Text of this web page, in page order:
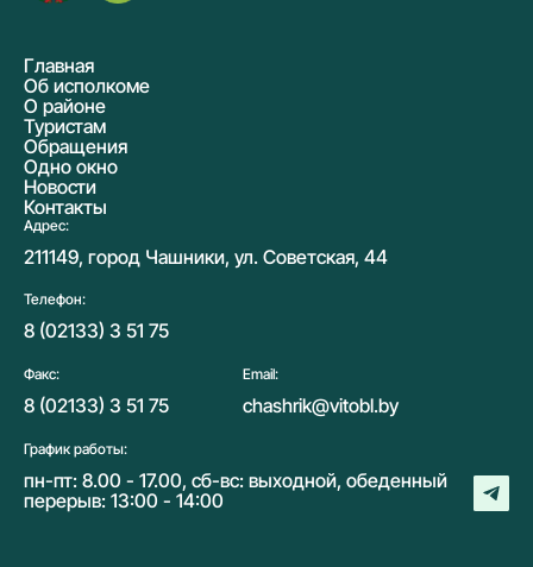
Главная
Об исполкоме
О районе
Туристам
Обращения
Одно окно
Новости
Контакты
Адрес:
211149, город Чашники, ул. Советская, 44
Телефон:
8 (02133) 3 51 75
Факс:
8 (02133) 3 51 75
Email:
chashrik@vitobl.by
График работы:
пн-пт: 8.00 - 17.00, сб-вс: выходной, обеденный
перерыв: 13:00 - 14:00